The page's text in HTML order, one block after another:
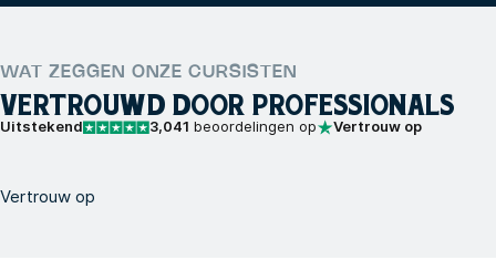
WAT ZEGGEN ONZE CURSISTEN
VERTROUWD DOOR PROFESSIONALS
Uitstekend 3,041 beoordelingen op Vertrouw op
Vertrouw op